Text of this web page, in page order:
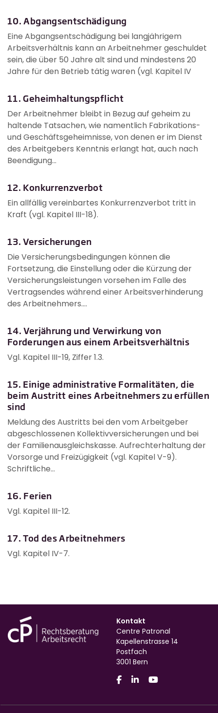
10. Abgangsentschädigung
Eine Abgangsentschädigung bei langjährigem
Arbeitsverhältnis kann an Arbeitnehmer geschuldet
sein, die über 50 Jahre alt sind und mindestens 20
Jahre für den Betrieb tätig waren (vgl. Kapitel IV
11. Geheimhaltungspflicht
Der Arbeitnehmer bleibt in Bezug auf geheim zu
haltende Tatsachen, wie namentlich Fabrikations-
und Geschäftsgeheimnisse, von denen er im Dienst
des Arbeitgebers Kenntnis erlangt hat, auch nach
Beendigung...
12. Konkurrenzverbot
Ein allfällig vereinbartes Konkurrenzverbot tritt in
Kraft (vgl. Kapitel III-18).
13. Versicherungen
Die Versicherungsbedingungen können die
Fortsetzung, die Einstellung oder die Kürzung der
Versicherungsleistungen vorsehen im Falle des
Vertragsendes während einer Arbeitsverhinderung
des Arbeitnehmers....
14. Verjährung und Verwirkung von
Forderungen aus einem Arbeitsverhältnis
Vgl. Kapitel III-19, Ziffer 1.3.
15. Einige administrative Formalitäten, die
beim Austritt eines Arbeitnehmers zu erfüllen
sind
Meldung des Austritts bei den vom Arbeitgeber
abgeschlossenen Kollektivversicherungen und bei
der Familienausgleichskasse. Aufrechterhaltung der
Vorsorge und Freizügigkeit (vgl. Kapitel V-9).
Schriftliche...
16. Ferien
Vgl. Kapitel III-12.
17. Tod des Arbeitnehmers
Vgl. Kapitel IV-7.
Kontakt
Centre Patronal
Kapellenstrasse 14
Postfach
3001 Bern